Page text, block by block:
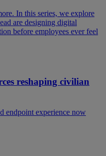
In this series, we explore
are designing digital
before employees ever feel
reshaping civilian
endpoint experience now